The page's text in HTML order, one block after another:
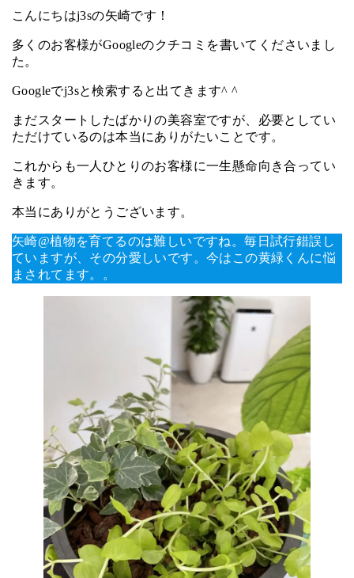
こんにちはj3sの矢崎です！
多くのお客様がGoogleのクチコミを書いてくださいまし
た。
Googleでj3sと検索すると出てきます^ ^
まだスタートしたばかりの美容室ですが、必要としてい
ただけているのは本当にありがたいことです。
これからも一人ひとりのお客様に一生懸命向き合ってい
きます。
本当にありがとうございます。
矢崎@植物を育てるのは難しいですね。毎日試行錯誤し
ていますが、その分愛しいです。今はこの黄緑くんに悩
まされてます。。